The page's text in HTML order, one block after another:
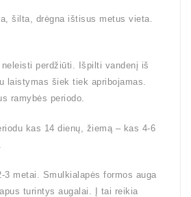
šilta, drėgna ištisus metus vieta.
neleisti perdžiūti. Išpilti vandenį iš
laistymas šiek tiek apribojamas.
ramybės periodo.
kas 14 dienų, žiemą – kas 4-6
3 metai. Smulkialapės formos auga
turintys augalai. Į tai reikia